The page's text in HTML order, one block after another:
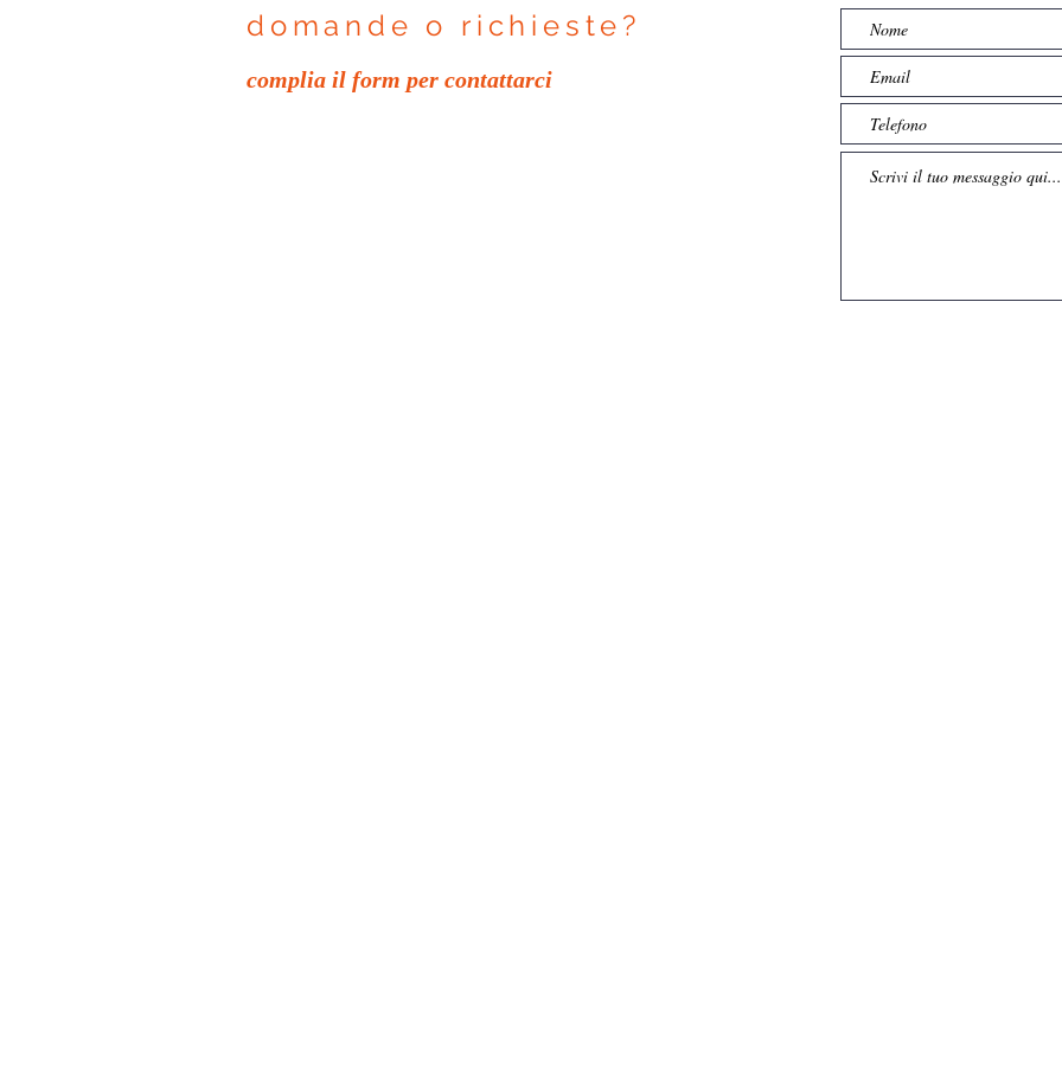
domande o richieste?
complia il form per contattarci